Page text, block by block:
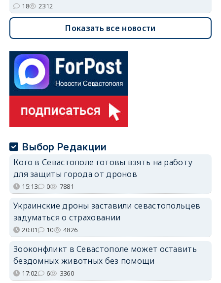
18 2312
Показать все новости
Выбор Редакции
Кого в Севастополе готовы взять на работу
для защиты города от дронов
15:13 0 7881
Украинские дроны заставили севастопольцев
задуматься о страховании
20:01 10 4826
Зооконфликт в Севастополе может оставить
бездомных животных без помощи
17:02 6 3360